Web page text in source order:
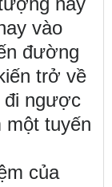
vào
đường
trở về
đi ngược
một tuyến
của